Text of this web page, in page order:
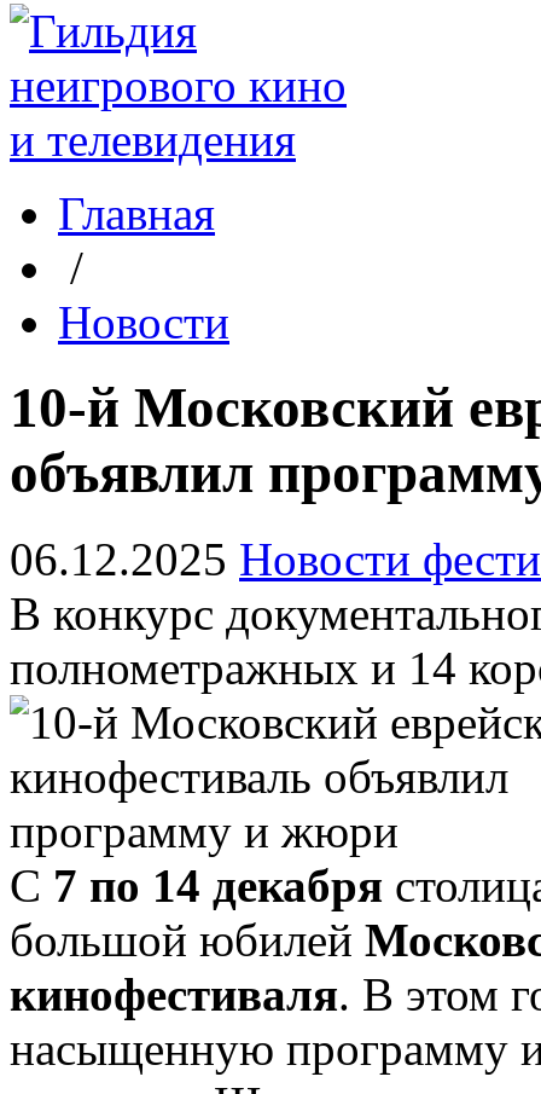
Главная
/
Новости
10-й Московский
объявлил
06.12.2025 Новости
В конкурс
полнометражных и 14
С 7 по 14 декабря
большой юбилей
кинофестиваля. В этом
насыщенную программу